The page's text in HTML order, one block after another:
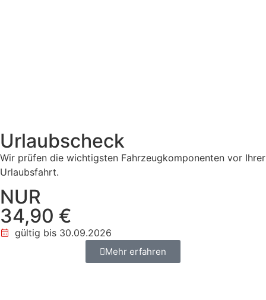
Urlaubscheck
Wir prüfen die wichtigsten Fahrzeugkomponenten vor Ihrer
Urlaubsfahrt.
NUR
34,90 €
gültig bis 30.09.2026
Mehr erfahren